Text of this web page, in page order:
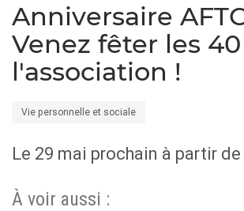
Anniversaire
Venez fêter les
l'association !
Vie personnelle et sociale
Le 29 mai prochain à partir de
À voir aussi :